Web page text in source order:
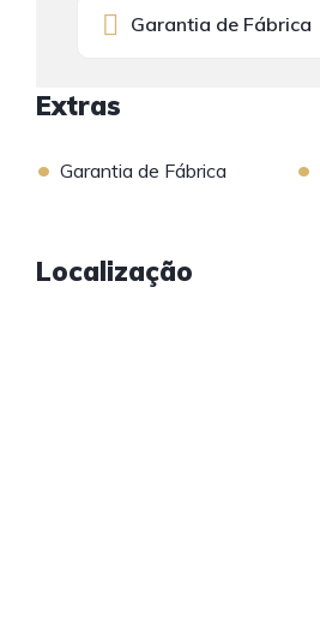
Garantia de Fábrica
Extras
• Garantia de Fábrica •
Localização